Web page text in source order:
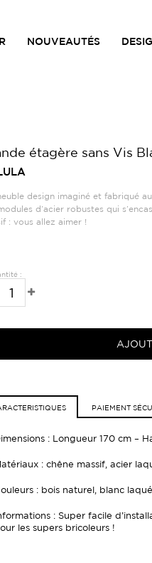
NOUVEAUTÉS
étagère sans Vis
design imaginé et fabriqué
d’acier robustes qui
: vous allez aimer !
:
PAIEMENT
: Longueur 170 cm –
: chêne massif, acier
: bois naturel, blanc laqué
: Super facile
les supers bricoleurs !